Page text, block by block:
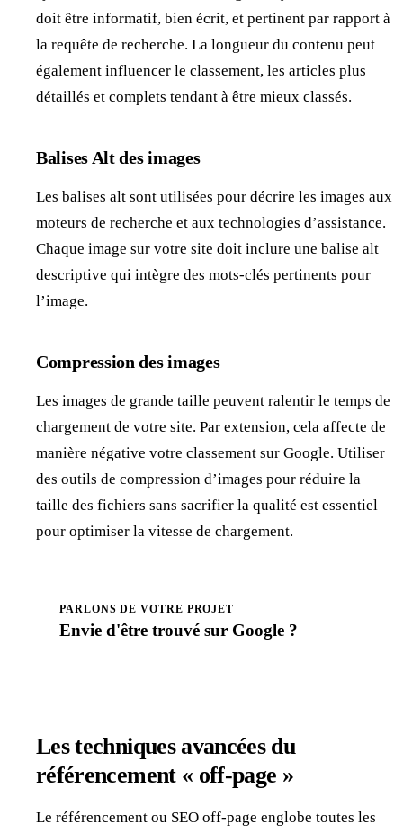
doit être informatif, bien écrit, et pertinent par rapport à
la requête de recherche. La longueur du contenu peut
également influencer le classement, les articles plus
détaillés et complets tendant à être mieux classés.
Balises Alt des images
Les balises alt sont utilisées pour décrire les images aux
moteurs de recherche et aux technologies d’assistance.
Chaque image sur votre site doit inclure une balise alt
descriptive qui intègre des mots-clés pertinents pour
l’image.
Compression des images
Les images de grande taille peuvent ralentir le temps de
chargement de votre site. Par extension, cela affecte de
manière négative votre classement sur Google. Utiliser
des outils de compression d’images pour réduire la
taille des fichiers sans sacrifier la qualité est essentiel
pour optimiser la vitesse de chargement.
PARLONS DE VOTRE PROJET
Envie d'être trouvé sur Google ?
Les techniques avancées du
référencement « off-page »
Le référencement ou SEO off-page englobe toutes les